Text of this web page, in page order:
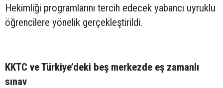
Hekimliği programlarını tercih edecek yabancı uyruklu
öğrencilere yönelik gerçekleştirildi.
KKTC ve Türkiye’deki beş merkezde eş zamanlı
sınav